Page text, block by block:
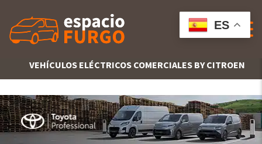
VEHÍCULOS ELÉCTRICOS COMERCIALES BY CITROEN
ES